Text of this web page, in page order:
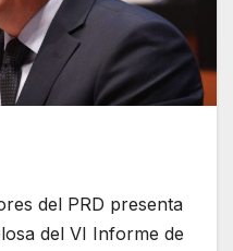
del PRD presenta
del VI Informe de